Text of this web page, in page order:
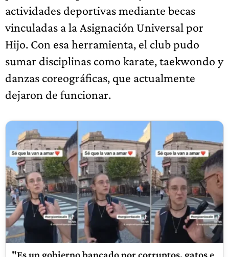
actividades deportivas mediante becas
vinculadas a la Asignación Universal por
Hijo. Con esa herramienta, el club pudo
sumar disciplinas como karate, taekwondo y
danzas coreográficas, que actualmente
dejaron de funcionar.
"Es un gobierno bancado por corruptos, gatos e